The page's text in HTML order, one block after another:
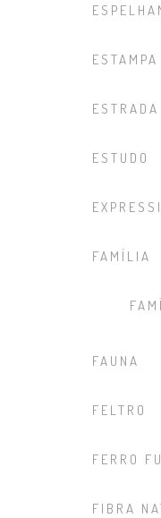
ESTAMPA
ESTRADA
ESTUDO
FAMÍLIA
FAUNA
FELTRO
FERRO
FIBRA